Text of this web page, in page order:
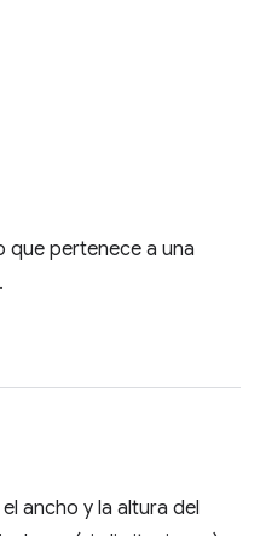
que pertenece a una
ancho y la altura del